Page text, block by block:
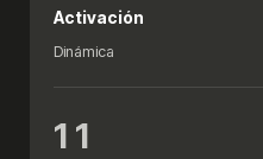
Activación
Dinámica
1 1